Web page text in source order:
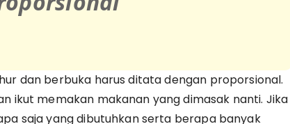
dan berbuka harus ditata dengan proporsional.
ikut memakan makanan yang dimasak nanti. Jika
saja yang dibutuhkan serta berapa banyak